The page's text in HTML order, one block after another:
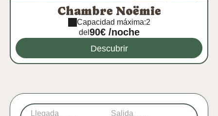
Chambre Noëmie
Capacidad máxima:2
del 90€ /noche
Descubrir
Llegada Salida